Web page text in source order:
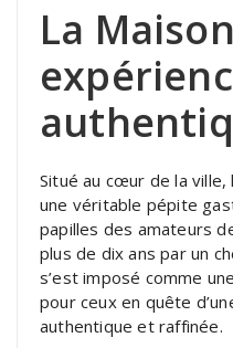
La
Situé au cœur de la
une véritable pépite
papilles des amateurs
plus de dix ans par un
s’est imposé comme
pour ceux en quête
authentique et raffinée.